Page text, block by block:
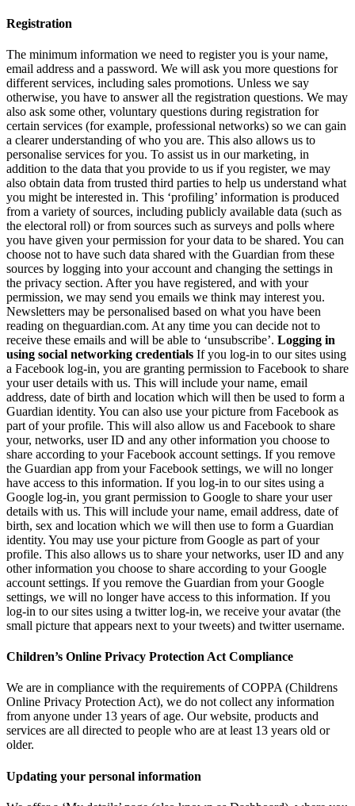
Registration
The minimum information we need to register you is your name,
email address and a password. We will ask you more questions for
different services, including sales promotions. Unless we say
otherwise, you have to answer all the registration questions. We may
also ask some other, voluntary questions during registration for
certain services (for example, professional networks) so we can gain
a clearer understanding of who you are. This also allows us to
personalise services for you. To assist us in our marketing, in
addition to the data that you provide to us if you register, we may
also obtain data from trusted third parties to help us understand what
you might be interested in. This ‘profiling’ information is produced
from a variety of sources, including publicly available data (such as
the electoral roll) or from sources such as surveys and polls where
you have given your permission for your data to be shared. You can
choose not to have such data shared with the Guardian from these
sources by logging into your account and changing the settings in
the privacy section. After you have registered, and with your
permission, we may send you emails we think may interest you.
Newsletters may be personalised based on what you have been
reading on theguardian.com. At any time you can decide not to
receive these emails and will be able to ‘unsubscribe’. Logging in
using social networking credentials If you log-in to our sites using
a Facebook log-in, you are granting permission to Facebook to share
your user details with us. This will include your name, email
address, date of birth and location which will then be used to form a
Guardian identity. You can also use your picture from Facebook as
part of your profile. This will also allow us and Facebook to share
your, networks, user ID and any other information you choose to
share according to your Facebook account settings. If you remove
the Guardian app from your Facebook settings, we will no longer
have access to this information. If you log-in to our sites using a
Google log-in, you grant permission to Google to share your user
details with us. This will include your name, email address, date of
birth, sex and location which we will then use to form a Guardian
identity. You may use your picture from Google as part of your
profile. This also allows us to share your networks, user ID and any
other information you choose to share according to your Google
account settings. If you remove the Guardian from your Google
settings, we will no longer have access to this information. If you
log-in to our sites using a twitter log-in, we receive your avatar (the
small picture that appears next to your tweets) and twitter username.
Children’s Online Privacy Protection Act Compliance
We are in compliance with the requirements of COPPA (Childrens
Online Privacy Protection Act), we do not collect any information
from anyone under 13 years of age. Our website, products and
services are all directed to people who are at least 13 years old or
older.
Updating your personal information